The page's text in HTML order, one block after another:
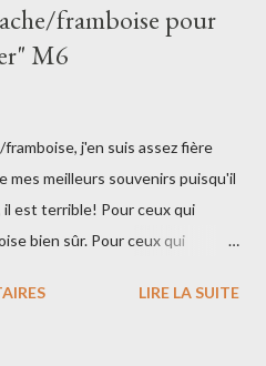
framboise pour
M6
j'en suis assez fière
mes meilleurs souvenirs puisqu'il
il est terrible! Pour ceux qui
bien sûr. Pour ceux qui
M6 Ingrédients pour 4
LIRE LA SUITE